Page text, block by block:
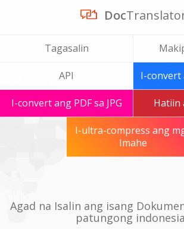
Doc
Tagasalin
API I-convert
I-convert ang PDF sa JPG Hatiin
I-ultra-compress ang
Imahe
Agad na Isalin ang isang
patungong